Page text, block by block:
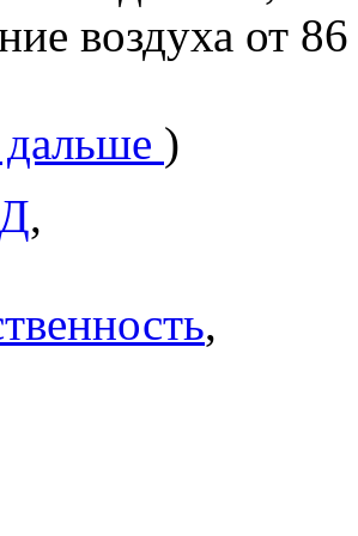
воздуха от
)
,
,